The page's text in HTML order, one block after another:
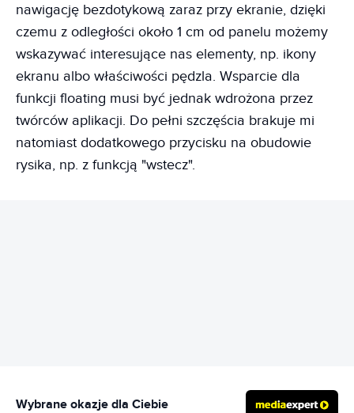
nawigację bezdotykową zaraz przy ekranie, dzięki
czemu z odległości około 1 cm od panelu możemy
wskazywać interesujące nas elementy, np. ikony
ekranu albo właściwości pędzla. Wsparcie dla
funkcji floating musi być jednak wdrożona przez
twórców aplikacji. Do pełni szczęścia brakuje mi
natomiast dodatkowego przycisku na obudowie
rysika, np. z funkcją "wstecz".
Wybrane okazje dla Ciebie